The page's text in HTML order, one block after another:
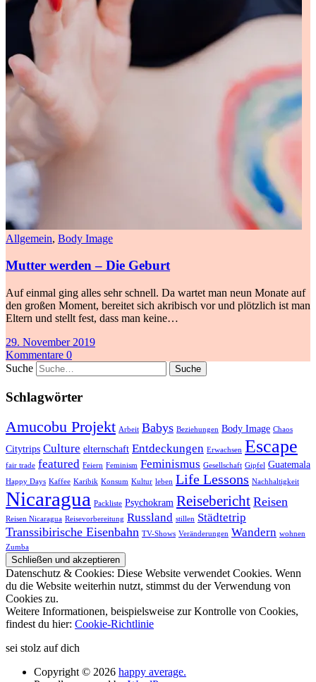
Allgemein, Body Image
Mutter werden – Die Geburt
Auf einmal ging alles sehr schnell. Da wartet man neun Monate auf
den großen Moment, bereitet sich akribisch vor und plötzlich ist man
Eltern und stellt fest, dass man keine…
29. November 2019
Kommentare 0
Suche
Schlagwörter
Amucobu Projekt Arbeit Babys Beziehungen Body Image Chaos
Citytrips Culture elternschaft Entdeckungen Erwachsen Escape
fair trade featured Feiern Feminism Feminismus Gesellschaft Gipfel Guatemala
Happy Days Kaffee Karibik Konsum Kultur leben Life Lessons Nachhaltigkeit
Nicaragua Packliste Psychokram Reisebericht Reisen
Reisen Nicaragua Reisevorbereitung Russland stillen Städtetrip
Transsibirische Eisenbahn TV-Shows Veränderungen Wandern wohnen
Zumba
Datenschutz & Cookies: Diese Website verwendet Cookies. Wenn
du die Website weiterhin nutzt, stimmst du der Verwendung von
Cookies zu.
Weitere Informationen, beispielsweise zur Kontrolle von Cookies,
findest du hier: Cookie-Richtlinie
sei stolz auf dich
Copyright © 2026 happy average.